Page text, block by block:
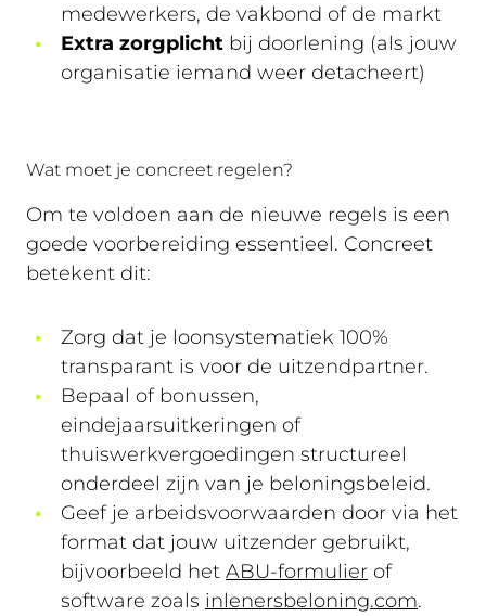
medewerkers, de vakbond of de markt
Extra zorgplicht bij doorlening (als jouw
organisatie iemand weer detacheert)
Wat moet je concreet regelen?
Om te voldoen aan de nieuwe regels is een
goede voorbereiding essentieel. Concreet
betekent dit:
Zorg dat je loonsystematiek 100%
transparant is voor de uitzendpartner.
Bepaal of bonussen,
eindejaarsuitkeringen of
thuiswerkvergoedingen structureel
onderdeel zijn van je beloningsbeleid.
Geef je arbeidsvoorwaarden door via het
format dat jouw uitzender gebruikt,
bijvoorbeeld het ABU-formulier of
software zoals inlenersbeloning.com.